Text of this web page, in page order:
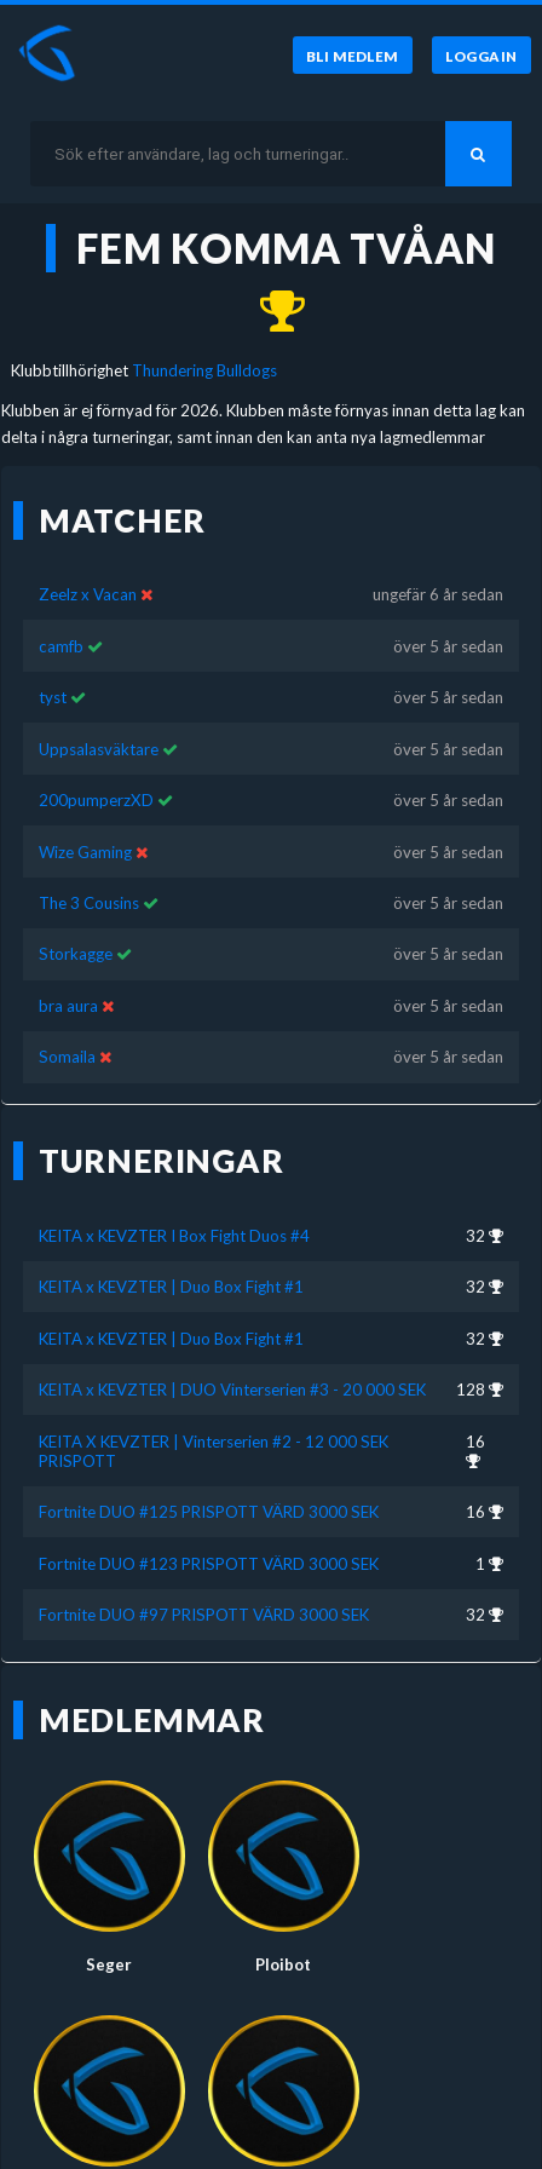
BLI MEDLEM LOGGA IN
FEM KOMMA TVÅAN
Klubbtillhörighet Thundering Bulldogs
Klubben är ej förnyad för 2026. Klubben måste förnyas innan detta lag kan
delta i några turneringar, samt innan den kan anta nya lagmedlemmar
MATCHER
Zeelz x Vacan ungefär 6 år sedan
camfb över 5 år sedan
tyst över 5 år sedan
Uppsalasväktare över 5 år sedan
200pumperzXD över 5 år sedan
Wize Gaming över 5 år sedan
The 3 Cousins över 5 år sedan
Storkagge över 5 år sedan
bra aura över 5 år sedan
Somaila över 5 år sedan
TURNERINGAR
KEITA x KEVZTER I Box Fight Duos #4 32
KEITA x KEVZTER | Duo Box Fight #1 32
KEITA x KEVZTER | Duo Box Fight #1 32
KEITA x KEVZTER | DUO Vinterserien #3 - 20 000 SEK 128
KEITA X KEVZTER | Vinterserien #2 - 12 000 SEK
PRISPOTT
16
Fortnite DUO #125 PRISPOTT VÄRD 3000 SEK 16
Fortnite DUO #123 PRISPOTT VÄRD 3000 SEK 1
Fortnite DUO #97 PRISPOTT VÄRD 3000 SEK 32
MEDLEMMAR
Seger Ploibot